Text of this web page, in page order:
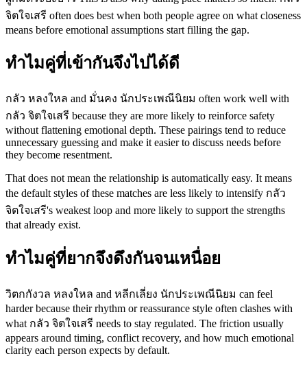
จิตใจเสรี often does best when both people agree on what closeness
means before emotional assumptions start filling the gap.
ทำไมคู่ที่เข้ากันจึงไปได้ดี
กลัว หลงใหล and มั่นคง นักประเพณีนิยม often work well with
กลัว จิตใจเสรี because they are more likely to reinforce safety
without flattening emotional depth. These pairings tend to reduce
unnecessary guessing and make it easier to discuss needs before
they become resentment.
That does not mean the relationship is automatically easy. It means
the default styles of these matches are less likely to intensify กลัว
จิตใจเสรี's weakest loop and more likely to support the strengths
that already exist.
ทำไมคู่ที่ยากจึงดึงกันจนเหนื่อย
วิตกกังวล หลงใหล and หลีกเลี่ยง นักประเพณีนิยม can feel
harder because their rhythm or reassurance style often clashes with
what กลัว จิตใจเสรี needs to stay regulated. The friction usually
appears around timing, conflict recovery, and how much emotional
clarity each person expects by default.